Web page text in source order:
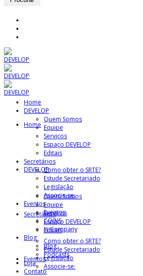
Home
DEVELOP
Quem Somos
Equipe
Serviços
Espaço DEVELOP
Editais
Secretários
Como obter o SRTE?
Estude Secretariado
Legislação
Associe-se:
Eventos
Home
DEVELOP
Quem Somos
Equipe
Serviços
Espaço DEVELOP
Editais
Secretários
Como obter o SRTE?
Estude Secretariado
Legislação
Associe-se:
Eventos
Eventos
COINS
In Company
Blog
Blog
Podcasts
Loja
Contato